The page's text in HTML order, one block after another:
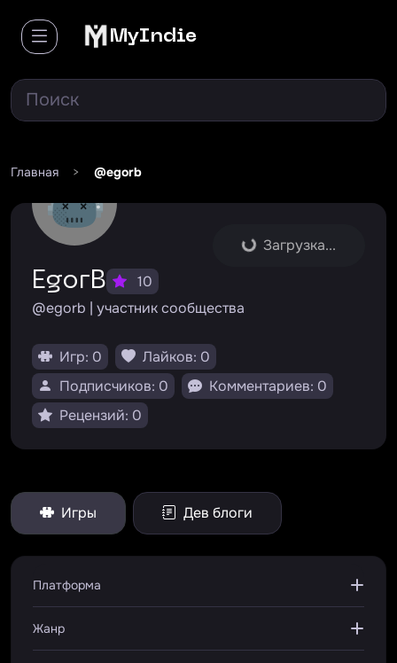
MyIndie
Главная > @egorb
Загрузка...
EgorB
10
@egorb | участник сообщества
Игр: 0
Лайков: 0
Подписчиков: 0
Комментариев: 0
Рецензий: 0
Игры Дев блоги
Платформа
Жанр